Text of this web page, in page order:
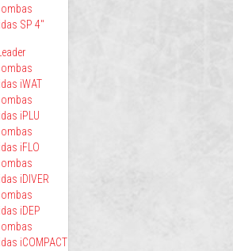
SP 4"
iWAT
iPLU
iFLO
iDIVER
iDEP
iCOMPACT